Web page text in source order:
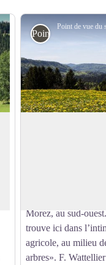
Point de vue
Morez, au sud-
trouve ici dans
agricole, au milieu
arbres». F. Wattellier